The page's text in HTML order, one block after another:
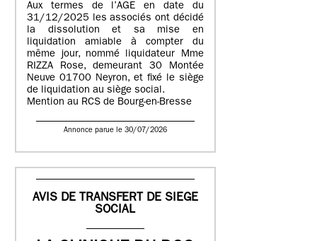
Aux termes de l’AGE en date du
31/12/2025 les associés ont décidé
la dissolution et sa mise en
liquidation amiable à compter du
même jour, nommé liquidateur Mme
RIZZA Rose, demeurant 30 Montée
Neuve 01700 Neyron, et fixé le siège
de liquidation au siège social.
Mention au RCS de Bourg-en-Bresse
Annonce parue le 30/07/2026
AVIS DE TRANSFERT DE SIEGE
SOCIAL